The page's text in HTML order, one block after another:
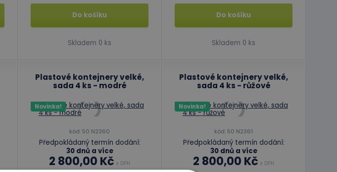
Do košíku
Skladem 0 ks
Do košíku
Skladem 0 ks
Plastové kontejnery velké,
sada 4 ks - modré
Novinka!
kód: 50 N2360
Předpokládaný termín dodání:
30 dnů a více
2 800,00 Kč s DPH
Plastové kontejnery velké,
sada 4 ks - růžové
Novinka!
kód: 50 N2361
Předpokládaný termín dodání:
30 dnů a více
2 800,00 Kč s DPH